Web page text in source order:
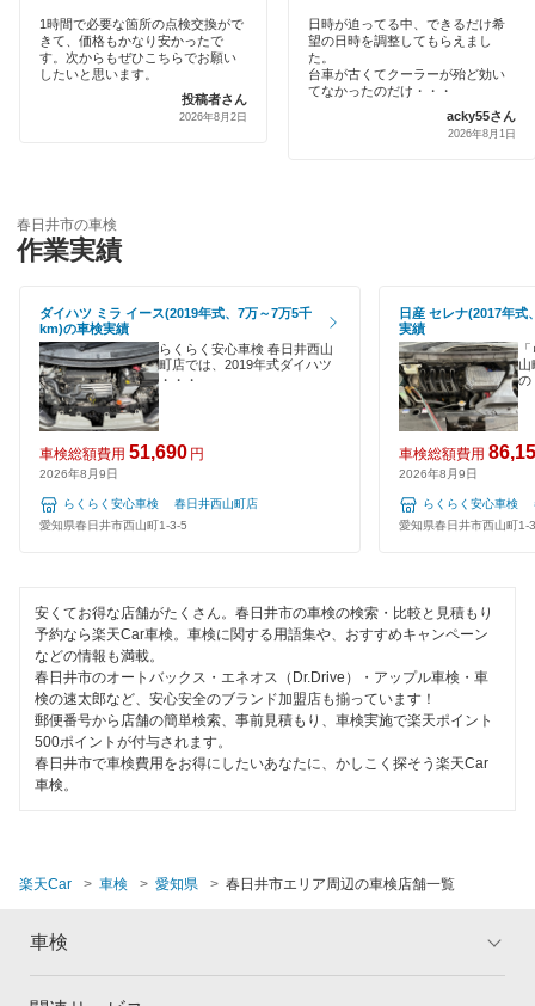
岩倉市
蒲郡市
北設楽郡
北名古屋市
清須市
江南市
瀬戸市
高浜市
田原市
知多郡
知立市
津島市
クレジットカードOK
土日祝OK
輸入車OK
ハイブリッド車OK
EV車OK
120分以内の車検
1日車検
夜間受付
整備保証
コンピューター診断
閉じる
車検のコバック
マッハ車検
閉じる
1時間で必要な箇所の点検交換がで
きて、価格もかなり安かったで
す。次からもぜひこちらでお願い
したいと思います。
投稿者さん
2026年8月2日
日時が迫ってる中、できるだけ希
望の日時を調整してもらえまし
た。
台車が古くてクーラーが殆ど効い
てなかったのだけ・・・
acky55さん
2026年8月1日
春日井市の車検
作業実績
ダイハツ ミラ イース(2019年式、7万～7万5千
km)の車検実績
らくらく安心車検 春日井西山
町店では、2019年式ダイハツ
・・・
車検総額費用 51,690 円
2026年8月9日
らくらく安心車検 春日井西山町店
愛知県春日井市西山町1-3-5
日産 セレナ(2017年式
実績
「
山
の
車検総額費用
2026年8月9日
らくらく安心車検
愛知県春日井市西山町1-
安くてお得な店舗がたくさん。春日井市の車検の検索・比較と見積もり
予約なら楽天Car車検。車検に関する用語集や、おすすめキャンペーン
などの情報も満載。
春日井市のオートバックス・エネオス（Dr.Drive）・アップル車検・車
検の速太郎など、安心安全のブランド加盟店も揃っています！
郵便番号から店舗の簡単検索、事前見積もり、車検実施で楽天ポイント
500ポイントが付与されます。
春日井市で車検費用をお得にしたいあなたに、かしこく探そう楽天Car
車検。
楽天Car 車検 愛知県 春日井市エリア周辺の車検店舗一覧
車検